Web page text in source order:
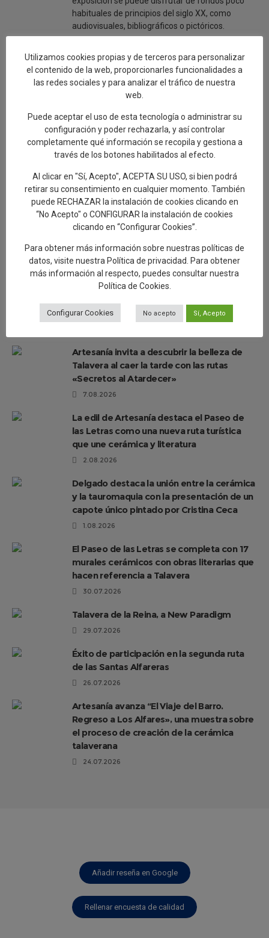
habituales de principios del siglo XX, como
audiovisuales, bibliográficos o pictóricos.
Benito de Lucas
El comisario de la exposición ha trasladado
algunos paralelismos que él mismo ha
detectado de ambos poetas, Salinas y Benito de
autenticidad, la publicación tardía de su obra y
que los dos encontraron en la poesía un registro
de intimidad frente a un contexto hostil.
no como algo estético, sino como una forma de
vida”.
0
Artesanía invita a descubrir la belleza de
Talavera al caer la tarde con las rutas
«Secretos al Atardecer»
7.08.2026
La edil de Artesanía destaca el Paseo de
las Letras como una nueva ruta turística
que une cerámica y literatura
2.08.2026
Delgado destaca la unión entre la cerámica
y la tauromaquia con la presentación de un
capote único pintado por Cristina Ceca
1.08.2026
El Paseo de las Letras se completa con 17
murales cerámicos con obras literarias que
hacen referencia a Talavera
30.07.2026
Talavera de la Reina, a New Paradigm
29.07.2026
Éxito de participación en la segunda ruta
de las Santas Alfareras
26.07.2026
Artesanía avanza “El Viaje del Barro.
Regreso a Los Alfares», una muestra sobre
el proceso de creación de la cerámica
talaverana
24.07.2026
Añadir reseña en Google
Rellenar encuesta de calidad
Utilizamos cookies propias y de terceros para personalizar
el contenido de la web, proporcionarles funcionalidades a
las redes sociales y para analizar el tráfico de nuestra
web.
Puede aceptar el uso de esta tecnología o administrar su
configuración y poder rechazarla, y así controlar
completamente qué información se recopila y gestiona a
través de los botones habilitados al efecto.
Al clicar en "Sí, Acepto", ACEPTA SU USO, si bien podrá
retirar su consentimiento en cualquier momento. También
puede RECHAZAR la instalación de cookies clicando en
“No Acepto" o CONFIGURAR la instalación de cookies
clicando en “Configurar Cookies”.
Para obtener más información sobre nuestras políticas de
datos, visite nuestra Política de privacidad. Para obtener
más información al respecto, puedes consultar nuestra
Política de Cookies.
Configurar Cookies No acepto Sí, Acepto